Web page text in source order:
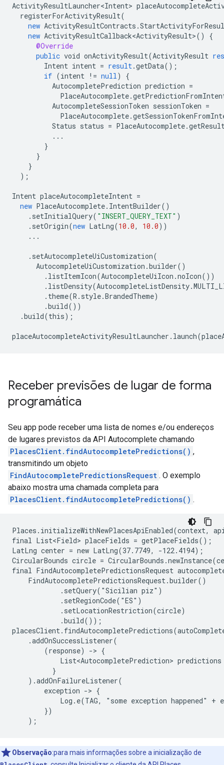
ActivityResultLauncher<Intent>
registerForActivityResult(
new ActivityResultContracts .
new ActivityResultCallback<ActivityResult>()
{
@Override
public void onActivityResult(ActivityResult
Intent intent = result .getData();
if (intent != null )
{
AutocompletePrediction prediction =
PlaceAutocomplete.
AutocompleteSessionToken sessionToken =
PlaceAutocomplete.
Status status = PlaceAutocomplete.
...
}
}
}
);
Intent placeAutocompleteIntent =
new PlaceAutocomplete. IntentBuilder()
. setInitialQuery( "INSERT_QUERY_TEXT" )
. setOrigin(new LatLng(10.0, 10.0))
...
. setAutocompleteUiCustomization(
AutocompleteUiCustomization .builder()
. listItemIcon(AutocompleteUiIcon .noIcon())
. listDensity(AutocompleteListDensity.
. theme(R . style.BrandedTheme)
.build())
.build(this);
placeAutocompleteActivityResultLauncher . launch(
Receber previsões de lugar de forma
programática
Seu app pode receber uma lista de nomes e/ou endereços
de lugares previstos da API Autocomplete chamando
PlacesClient.findAutocompletePredictions() ,
transmitindo um objeto
FindAutocompletePredictionsRequest . O exemplo
abaixo mostra uma chamada completa para
PlacesClient.findAutocompletePredictions() .
Places.initializeWithNewPlacesApiEnabled(context,
final List<Field> placeFields = getPlaceFields();
LatLng center = new LatLng(37.7749, -122.4194);
CircularBounds circle =
final FindAutocompletePredictionsRequest
    FindAutocompletePredictionsRequest.builder()
            .setQuery("Sicilian piz")
            .setRegionCode("ES")
            .setLocationRestriction(circle)
            .build());
    .addOnSuccessListener(
        (response) -> {
List<AutocompletePrediction>
          }
    ).addOnFailureListener(
        exception -> {
Log.e(TAG, "some exception happened" +
        })
    );
Observação:para mais informações sobre a inicialização de